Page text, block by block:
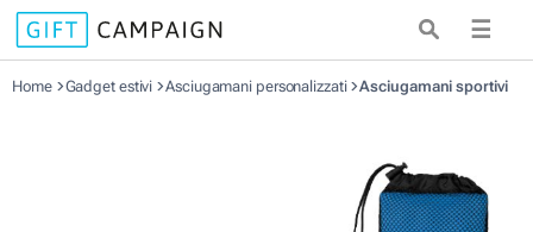
☰
Home Gadget estivi Asciugamani personalizzati Asciugamani sportivi